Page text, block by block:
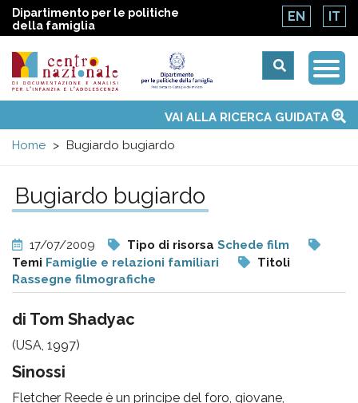
Dipartimento per le politiche
della famiglia
EN IT
Centro
nazionale
di
Documentazione
e
analisi
pr
menu
Temi
Attività
Convenzione ONUVAI ALLA RICERCA GUIDATA
Home
Bugiardo bugiardo
Bugiardo bugiardo
17/07/2009 Tipo di risorsa Schede film
Temi Famiglie e relazioni familiari
Titoli
Rassegne filmografiche
di Tom Shadyac
(USA, 1997)
Sinossi
Fletcher Reede è un principe del foro, giovane,